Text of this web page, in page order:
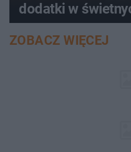
dodatki w
ZOBACZ WIĘCEJ